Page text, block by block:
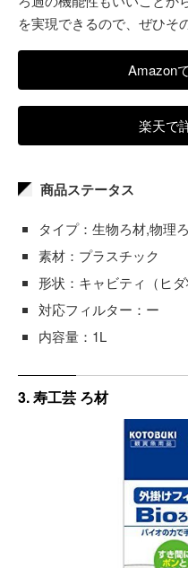
を実現できるので、ぜひそ
Amazon
楽天で
商品ステータス
タイプ：生物ろ材,物理
素材：プラスチック
形状：キャビティ（ヒダ
対応フィルター：ー
内容量：1L
3. 寿工芸 ろ材